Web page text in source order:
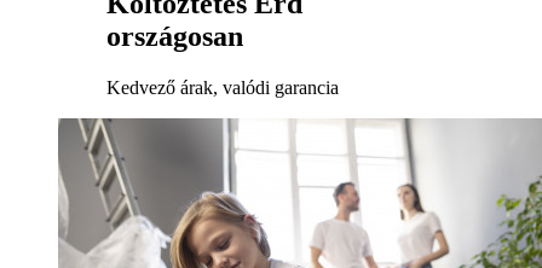
országosan
Kedvező árak, valódi garancia